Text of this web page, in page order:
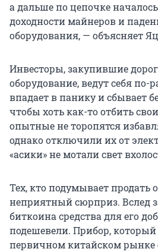
а дальше по цепочке
доходности майнеров и
оборудования, — объясняет
Инвесторы, закупившие
оборудование, ведут себя по-
впадает в панику и сбывает
чтобы хоть как-то отбить
опытные не торопятся
однако отключили их от
«асики» не мотали свет
Тех, кто подумывает продать
неприятный сюрприз. Вслед
биткоина средства для его
подешевели. Прибор, который
первичном китайском рынке